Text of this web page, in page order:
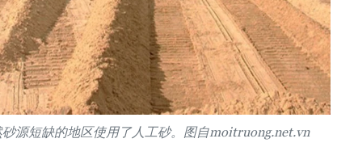
源短缺的地区使用了人工砂。图自moitruong.net.vn